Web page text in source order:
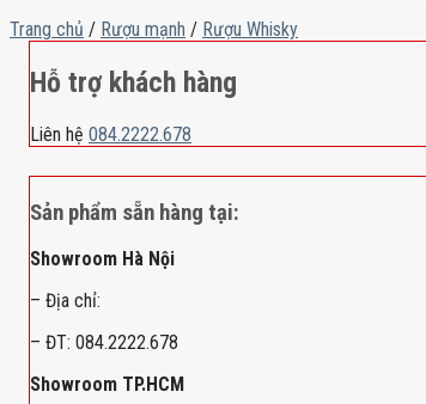
Trang chủ / Rượu mạnh / Rượu Whisky
Hỗ trợ khách hàng
Liên hệ 084.2222.678
Sản phẩm sẵn hàng tại:
Showroom Hà Nội
– Địa chỉ:
– ĐT: 084.2222.678
Showroom TP.HCM